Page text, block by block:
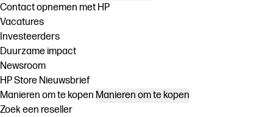
Contact opnemen met HP
Vacatures
Investeerders
Duurzame impact
Newsroom
HP Store Nieuwsbrief
Manieren om te kopen Manieren om te kopen
Zoek een reseller